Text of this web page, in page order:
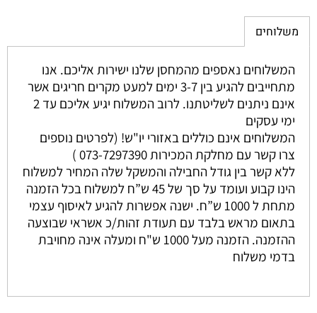
משלוחים
המשלוחים נאספים מהמחסן שלנו ישירות אליכם. אנו
מתחייבים להגיע בין 3-7 ימים למעט מקרים חריגים אשר
אינם ניתנים לשליטתנו. לרוב המשלוח יגיע אליכם עד 2
ימי עסקים
המשלוחים אינם כוללים באזורי יו"ש! (לפרטים נוספים
צרו קשר עם מחלקת המכירות 073-7297390 )
ללא קשר בין גודל החבילה והמשקל שלה המחיר למשלוח
הינו קבוע ועומד על סך של 45 ש”ח למשלוח בכל הזמנה
מתחת ל 1000 ש”ח. ישנה אפשרות להגיע לאיסוף עצמי
בתאום מראש בלבד עם תעודת זהות/כ אשראי שבוצעה
ההזמנה. הזמנה מעל 1000 ש"ח ומעלה אינה מחויבת
בדמי משלוח